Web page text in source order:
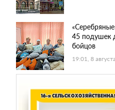
45 подушек
бойцов
19:01, 8